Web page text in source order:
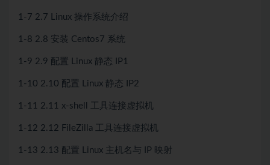
1-7 2.7 Linux 操作系统介绍
1-8 2.8 安装 Centos7 系统
1-9 2.9 配置 Linux 静态 IP1
1-10 2.10 配置 Linux 静态 IP2
1-11 2.11 x-shell 工具连接虚拟机
1-12 2.12 FileZilla 工具连接虚拟机
1-13 2.13 配置 Linux 主机名与 IP 映射